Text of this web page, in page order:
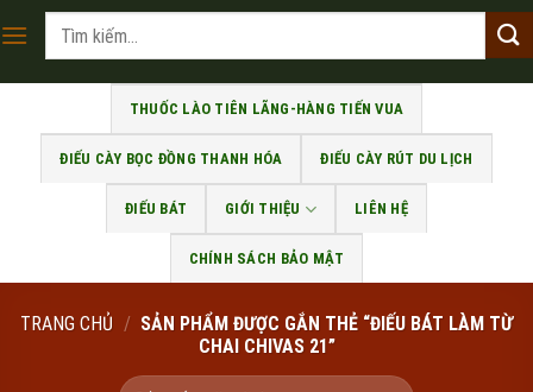
to
Tìm
THUỐC LÀO TIÊN LÃNG-HÀNG TIẾN VUA
ĐIẾU CÀY BỌC ĐỒNG THANH HÓA ĐIẾU CÀY RÚT DU LỊCH
ĐIẾU BÁT GIỚI THIỆU LIÊN HỆ
CHÍNH SÁCH BẢO MẬT
TRANG CHỦ / SẢN PHẨM ĐƯỢC GẮN THẺ “ĐIẾU BÁT LÀM TỪ
CHAI CHIVAS 21”